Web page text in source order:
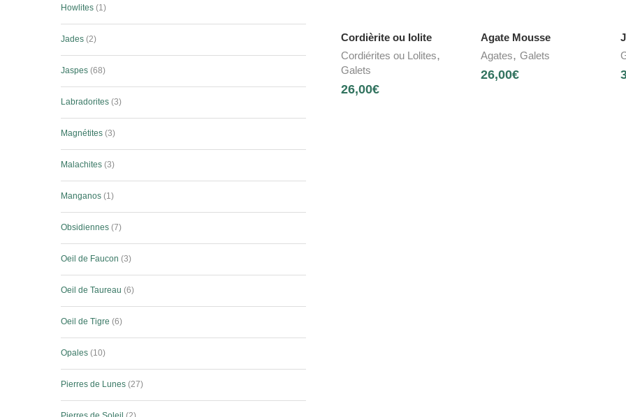
Cordièrite ou Iolite
Cordiérites ou Lolites,
Galets
26,00€
Agate Mousse
Agates, Galets
26,00€
Howlites 1
Jades 2
Jaspes 68
Labradorites 3
Magnétites 3
Malachites 3
Manganos 1
Obsidiennes 7
Oeil de Faucon 3
Oeil de Taureau 6
Oeil de Tigre 6
Opales 10
Pierres de Lunes 27